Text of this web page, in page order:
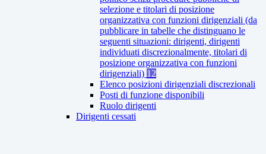
selezione e titolari di posizione
organizzativa con funzioni dirigenziali (da
pubblicare in tabelle che distinguano le
seguenti situazioni: dirigenti, dirigenti
individuati discrezionalmente, titolari di
posizione organizzativa con funzioni
dirigenziali) 12
Elenco posizioni dirigenziali discrezionali
Posti di funzione disponibili
Ruolo dirigenti
Dirigenti cessati